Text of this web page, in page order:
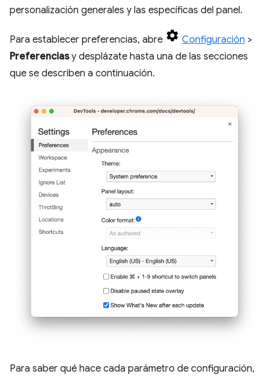
personalización generales y las específicas del panel.
Para establecer preferencias, abre Configuración >
Preferenciasy desplázate hasta una de las secciones
que se describen a continuación.
Para saber qué hace cada parámetro de configuración,